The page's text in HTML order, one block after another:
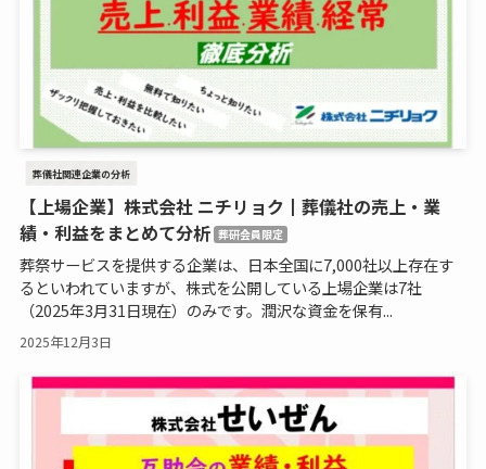
葬儀社関連企業の分析
【上場企業】株式会社 ニチリョク┃葬儀社の売上・業
績・利益をまとめて分析 葬研会員限定
葬祭サービスを提供する企業は、日本全国に7,000社以上存在す
るといわれていますが、株式を公開している上場企業は7社
（2025年3月31日現在）のみです。潤沢な資金を保有...
2025年12月3日